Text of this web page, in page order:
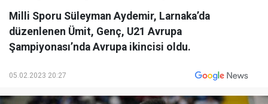
Milli Sporu Süleyman Aydemir, Larnaka’da
düzenlenen Ümit, Genç, U21 Avrupa
Şampiyonası’nda Avrupa ikincisi oldu.
05.02.2023 20:27